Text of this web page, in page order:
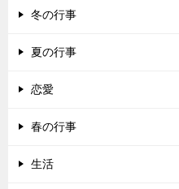
冬の行事
夏の行事
恋愛
春の行事
生活